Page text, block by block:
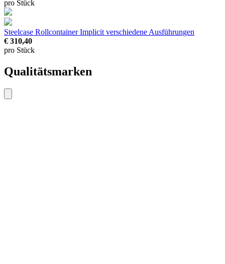
pro Stück
Steelcase Rollcontainer Implicit verschiedene Ausführungen
€ 310,40
pro Stück
Qualitätsmarken